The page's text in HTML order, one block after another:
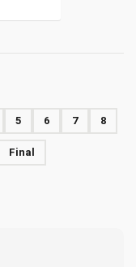
5 6 7 8
Final